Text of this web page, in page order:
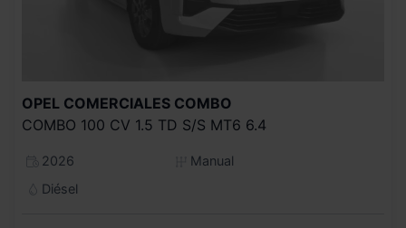
OPEL COMERCIALES COMBO
COMBO 100 CV 1.5 TD S/S MT6 6.4
2026
Manual
Diésel